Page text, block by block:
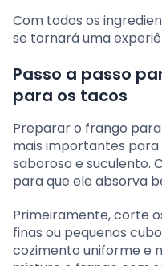
Com todos os
se tornará uma
Passo a passo
para os tacos
Preparar o frango
mais importantes
saboroso e suculento.
para que ele absorva
Primeiramente, corte
finas ou pequenos
cozimento uniforme e